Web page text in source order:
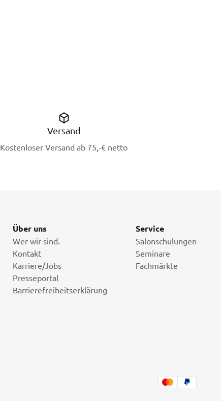
Versand
Kostenloser Versand ab 75,-€ netto
Über uns
Wer wir sind.
Kontakt
Karriere/Jobs
Presseportal
Barrierefreiheitserklärung
Service
Salonschulungen
Seminare
Fachmärkte